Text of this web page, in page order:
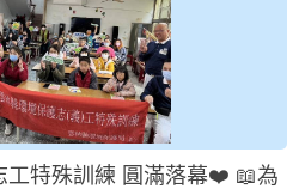
工特殊訓練 圓滿落幕❤️ 📖為